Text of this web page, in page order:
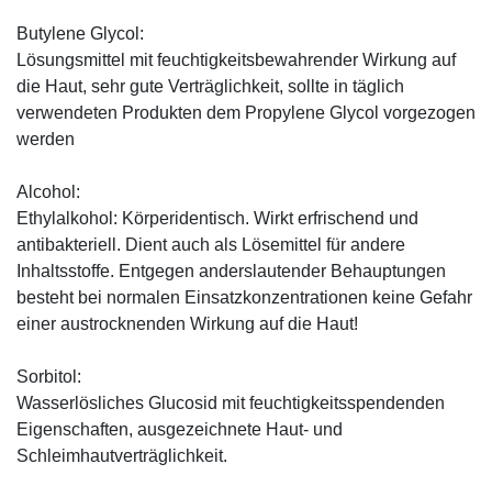
Butylene Glycol:
Lösungsmittel mit feuchtigkeitsbewahrender Wirkung auf
die Haut, sehr gute Verträglichkeit, sollte in täglich
verwendeten Produkten dem Propylene Glycol vorgezogen
werden
Alcohol:
Ethylalkohol: Körperidentisch. Wirkt erfrischend und
antibakteriell. Dient auch als Lösemittel für andere
Inhaltsstoffe. Entgegen anderslautender Behauptungen
besteht bei normalen Einsatzkonzentrationen keine Gefahr
einer austrocknenden Wirkung auf die Haut!
Sorbitol:
Wasserlösliches Glucosid mit feuchtigkeitsspendenden
Eigenschaften, ausgezeichnete Haut- und
Schleimhautverträglichkeit.